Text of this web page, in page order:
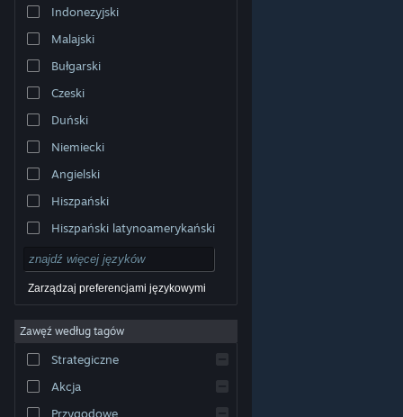
© Valve Corporation. Wszelkie prawa zastrzeżone.
właścicieli w Stanach Zjednoczonych i innych krajach.
dostępu
Umowa użytkownika Steam
pieniędzy |Ciasteczka
Indonezyjski
Malajski
Bułgarski
Czeski
Duński
Niemiecki
Angielski
Hiszpański
Hiszpański latynoamerykański
Zarządzaj preferencjami językowymi
Zawęź według tagów
Strategiczne
Akcja
Przygodowe